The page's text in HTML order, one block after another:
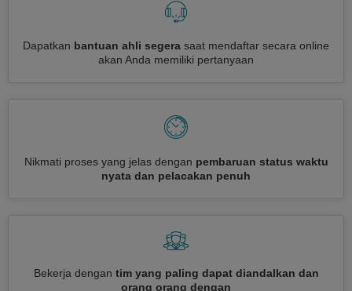
Dapatkan bantuan ahli segera saat mendaftar secara online
akan Anda memiliki pertanyaan
Nikmati proses yang jelas dengan pembaruan status waktu
nyata dan pelacakan penuh
Bekerja dengan tim yang paling dapat diandalkan dan
orang orang dengan